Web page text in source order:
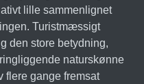
lille sammenlignet
Turistmæssigt
den store betydning,
naturskønne
flere gange fremsat